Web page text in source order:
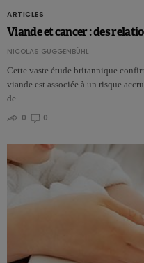
ARTICLES
Viande et cancer : des
NICOLAS GUGGENBÜHL
Cette vaste étude britannique
viande est associée à un risque
de …
0
0